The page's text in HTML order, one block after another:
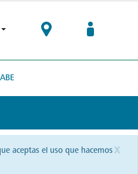
x
aceptas el uso que hacemos